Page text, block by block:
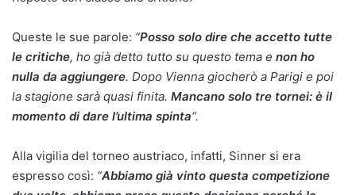
Queste le sue parole: “Posso solo dire che accetto tutte
le critiche, ho già detto tutto su questo tema e non ho
nulla da aggiungere. Dopo Vienna giocherò a Parigi e poi
la stagione sarà quasi finita. Mancano solo tre tornei: è il
momento di dare l’ultima spinta“.
Alla vigilia del torneo austriaco, infatti, Sinner si era
espresso così: “Abbiamo già vinto questa competizione